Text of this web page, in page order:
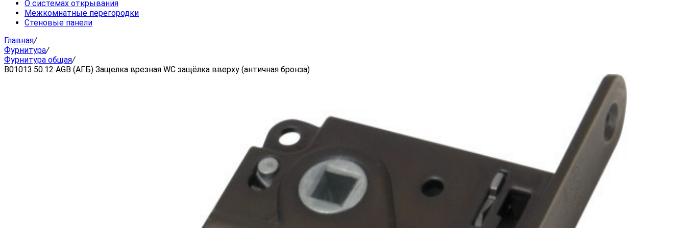
О системах открывания
Межкомнатные перегородки
Стеновые панели
Главная/
Фурнитура/
Фурнитура общая/
B01013.50.12 AGB (АГБ) Защелка врезная WC защёлка вверху (античная бронза)